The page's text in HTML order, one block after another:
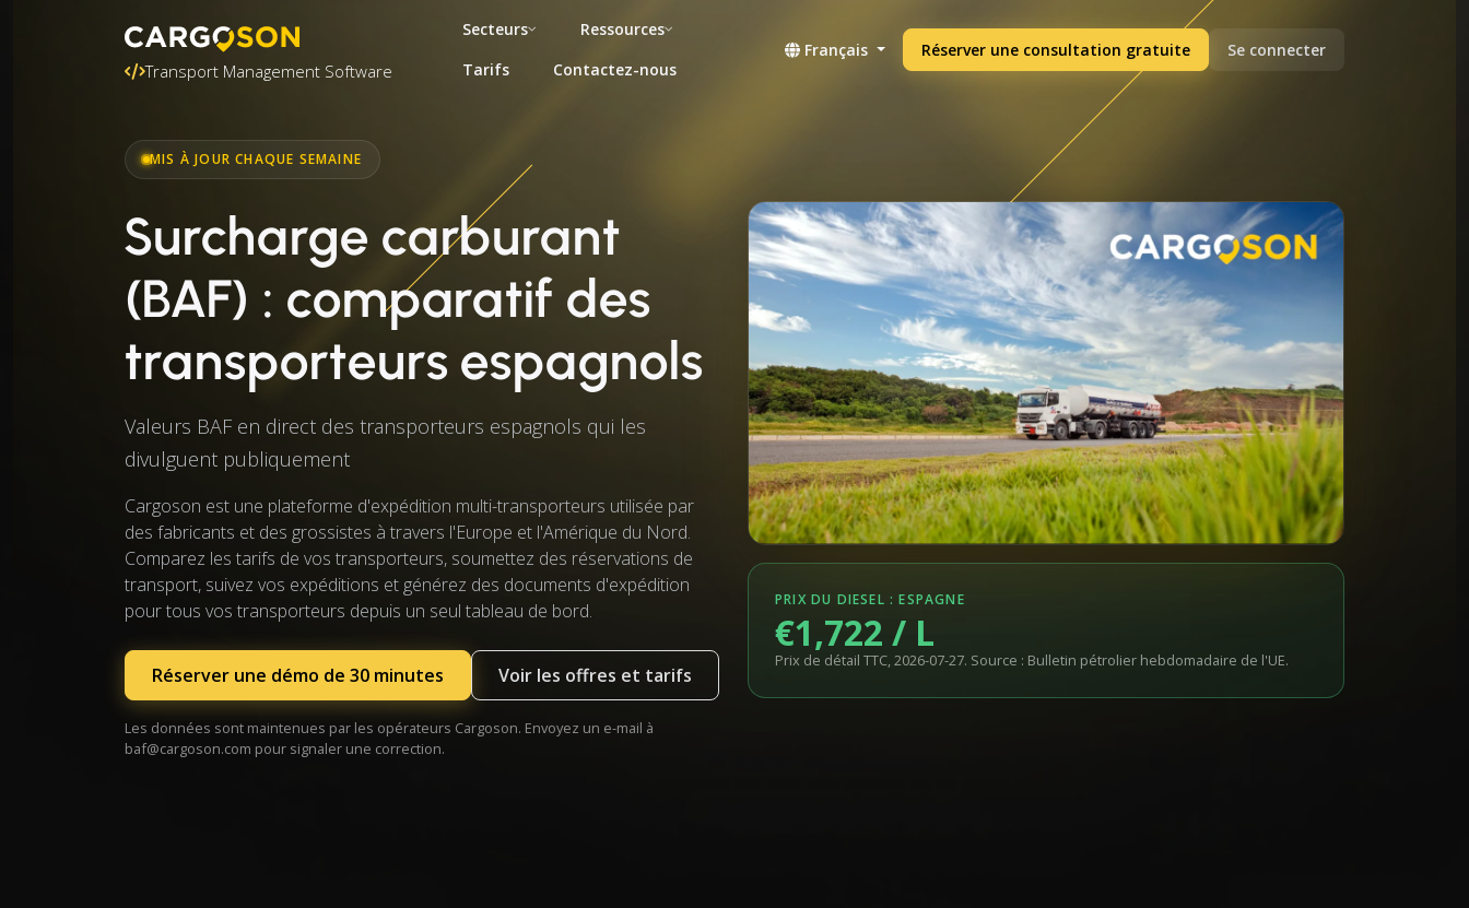
Transport Management Software
Secteurs
Ressources
Tarifs
Contactez-nous
Français Réserver une consultation gratuite Se connecter
MIS À JOUR CHAQUE SEMAINE
Surcharge carburant
(BAF) : comparatif des
transporteurs espagnols
Valeurs BAF en direct des transporteurs espagnols qui les
divulguent publiquement
Cargoson est une plateforme d'expédition multi-transporteurs utilisée par
des fabricants et des grossistes à travers l'Europe et l'Amérique du Nord.
Comparez les tarifs de vos transporteurs, soumettez des réservations de
transport, suivez vos expéditions et générez des documents d'expédition
pour tous vos transporteurs depuis un seul tableau de bord.
Réserver une démo de 30 minutes Voir les offres et tarifs
Les données sont maintenues par les opérateurs Cargoson. Envoyez un e-mail à
baf@cargoson.com pour signaler une correction.
PRIX DU DIESEL : ESPAGNE
€1,722 / L
Prix de détail TTC, 2026-07-27. Source : Bulletin pétrolier hebdomadaire de l'UE.